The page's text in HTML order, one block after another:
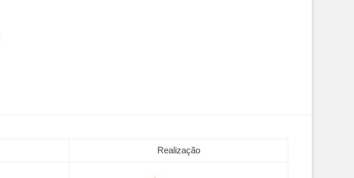
Realização